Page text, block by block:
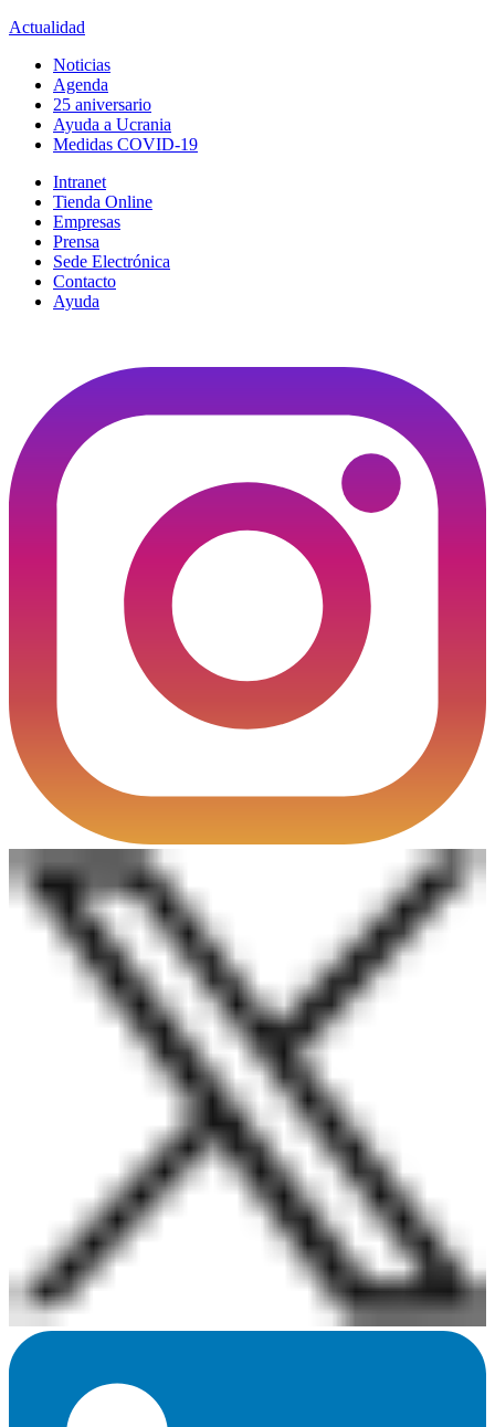
Actualidad
Noticias
Agenda
25 aniversario
Ayuda a Ucrania
Medidas COVID-19
Intranet
Tienda Online
Empresas
Prensa
Sede Electrónica
Contacto
Ayuda